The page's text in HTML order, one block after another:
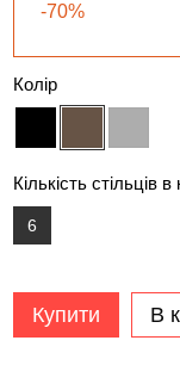
-70%
Колір
Кількість стільців
6
Купити В